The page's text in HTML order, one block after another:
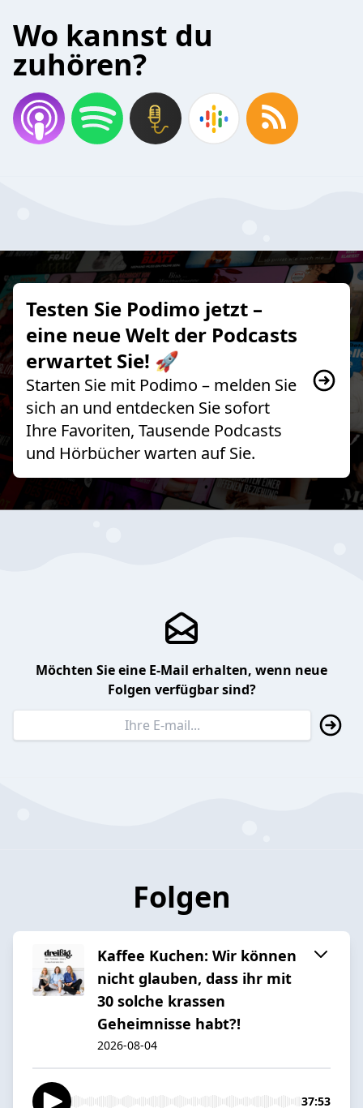
Wo kannst du
zuhören?
Testen Sie Podimo jetzt –
eine neue Welt der Podcasts
erwartet Sie! 🚀
Starten Sie mit Podimo – melden Sie
sich an und entdecken Sie sofort
Ihre Favoriten, Tausende Podcasts
und Hörbücher warten auf Sie.
Möchten Sie eine E-Mail erhalten, wenn neue
Folgen verfügbar sind?
Folgen
Kaffee Kuchen: Wir können
nicht glauben, dass ihr mit
30 solche krassen
Geheimnisse habt?!
2026-08-04
37:53